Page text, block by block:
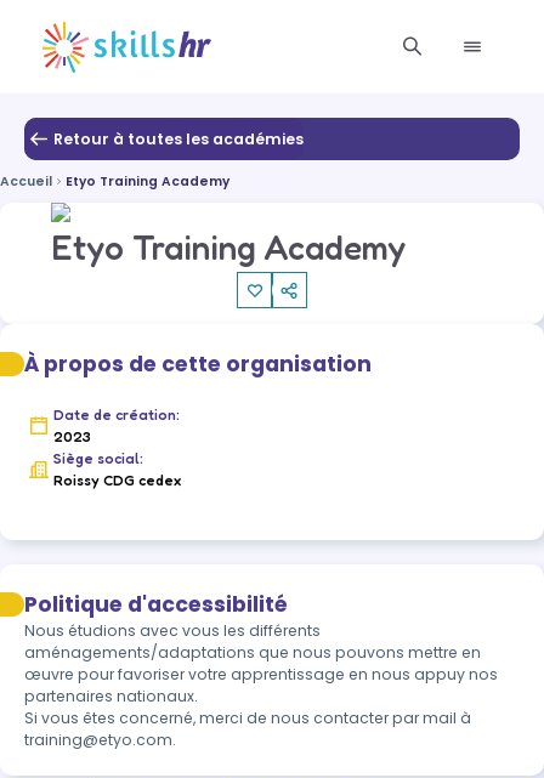
Retour à toutes les académies
Accueil Etyo Training Academy
Etyo Training Academy
À propos de cette organisation
Date de création:
2023
Siège social:
Roissy CDG cedex
Politique d'accessibilité
Nous étudions avec vous les différents
aménagements/adaptations que nous pouvons mettre en
œuvre pour favoriser votre apprentissage en nous appuy nos
partenaires nationaux.
Si vous êtes concerné, merci de nous contacter par mail à